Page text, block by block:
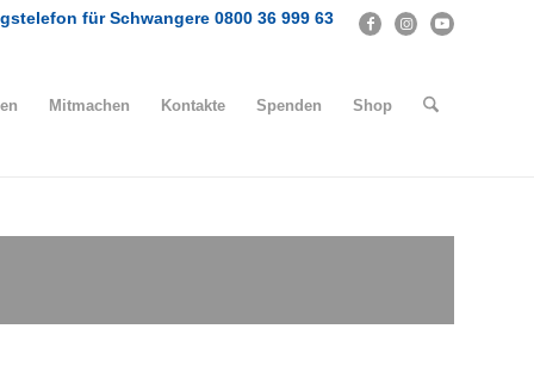
für Schwangere 0800 36 999 63
Mitmachen Kontakte Spenden Shop